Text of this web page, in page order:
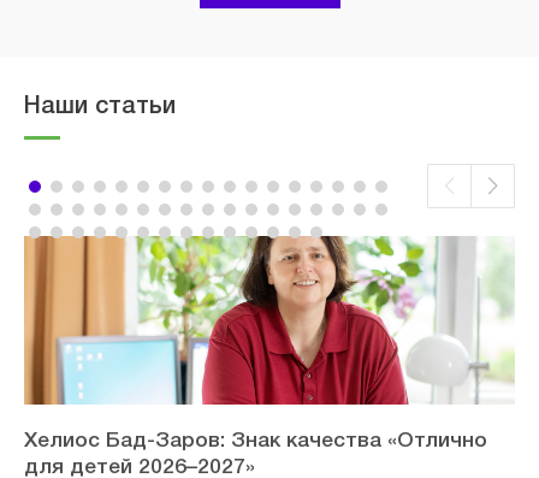
Наши статьи
Хелиос Бад-Заров: Знак качества «Отлично
для детей 2026–2027»